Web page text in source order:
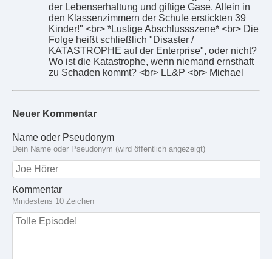
der Lebenserhaltung und giftige Gase. Allein in
den Klassenzimmern der Schule erstickten 39
Kinder!" <br> *Lustige Abschlussszene* <br> Die
Folge heißt schließlich "Disaster /
KATASTROPHE auf der Enterprise", oder nicht?
Wo ist die Katastrophe, wenn niemand ernsthaft
zu Schaden kommt? <br> LL&P <br> Michael
Neuer Kommentar
Name oder Pseudonym
Dein Name oder Pseudonym (wird öffentlich angezeigt)
Kommentar
Mindestens 10 Zeichen